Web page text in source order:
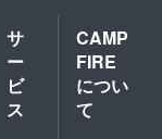
す○g×4
個・保
存方
法：直
射日
光、高
温多湿
作品名
2：あお
いろ
/A5サイ
ズ 24
ページ
作品名
サ
ー
ビ
ス
CAMP
FIRE
につい
て